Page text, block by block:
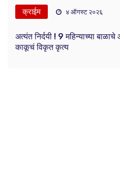
क्राईम ४ ऑगस्ट २०२६
अत्यंत निर्दयी ! 9 महिन्याच्या
काकूचं विकृत कृत्य